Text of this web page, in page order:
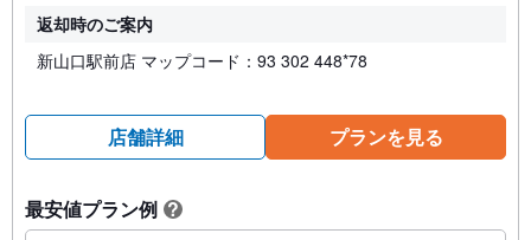
返却時のご案内
新山口駅前店 マップコード：93 302 448*78
店舗詳細 プランを見る
最安値プラン例 ?